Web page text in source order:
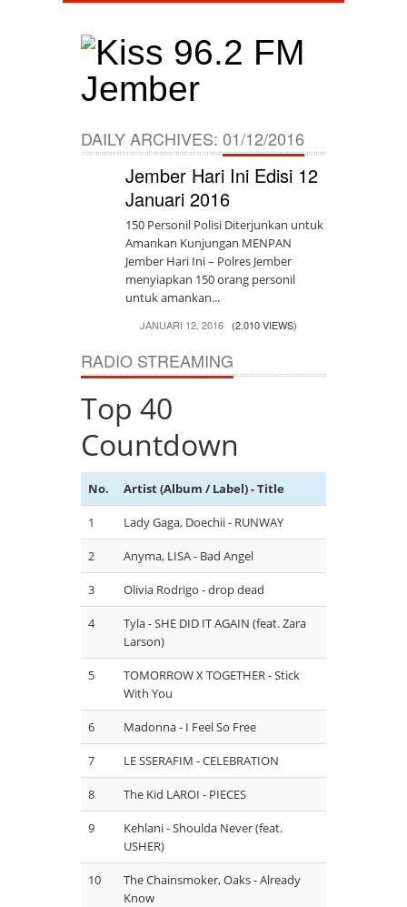
DAILY ARCHIVES: 01/12/2016
Jember Hari Ini Edisi 12
Januari 2016
150 Personil Polisi Diterjunkan untuk
Amankan Kunjungan MENPAN
Jember Hari Ini – Polres Jember
menyiapkan 150 orang personil
untuk amankan...
JANUARI 12, 2016 (2.010 VIEWS)
RADIO STREAMING
Top 40
Countdown
No. Artist (Album / Label) - Title
1 Lady Gaga, Doechii - RUNWAY
2 Anyma, LISA - Bad Angel
3 Olivia Rodrigo - drop dead
4
Tyla - SHE DID IT AGAIN (feat. Zara
Larson)
5
TOMORROW X TOGETHER - Stick
With You
6 Madonna - I Feel So Free
7 LE SSERAFIM - CELEBRATION
8 The Kid LAROI - PIECES
9
Kehlani - Shoulda Never (feat.
USHER)
10
The Chainsmoker, Oaks - Already
Know